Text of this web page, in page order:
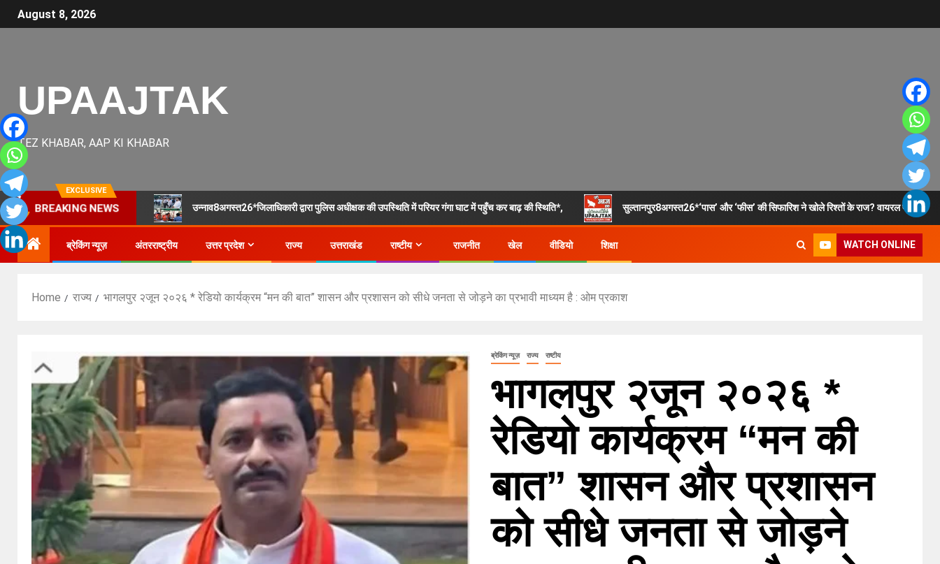
August 8, 2026
UPAAJTAK
TEZ KHABAR, AAP KI KHABAR
EXCLUSIVE
BREAKING NEWS उन्नाव8अगस्त26*जिलाधिकारी द्वारा पुलिस अधीक्षक की उपस्थिति में परियर गंगा घाट में पहुँच कर बाढ़ की स्थिति*, सुल्तानपुर8अगस्त26*‘पास’ और ‘फीस’ की सिफारिश ने खोले रिश्तों के राज? वायरल पत्रों से
ब्रेकिंग न्यूज़ अंतरराष्ट्रीय उत्तर प्रदेश राज्य उत्तराखंड राष्टीय राजनीत खेल वीडियो शिक्षा WATCH ONLINE
Home राज्य भागलपुर २जून २०२६ * रेडियो कार्यक्रम “मन की बात” शासन और प्रशासन को सीधे जनता से जोड़ने का प्रभावी माध्यम है : ओम प्रकाश
ब्रेकिंग न्यूज़ राज्य राष्टीय
भागलपुर २जून २०२६ *
रेडियो कार्यक्रम “मन की
बात” शासन और प्रशासन
को सीधे जनता से जोड़ने